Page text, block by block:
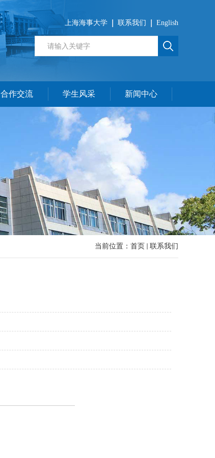
上海海事大学 联系我们 English
合作交流 学生风采 新闻中心
当前位置： 首页 联系我们